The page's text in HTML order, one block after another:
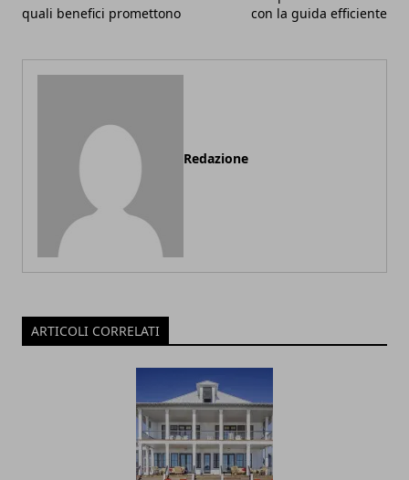
quali benefici promettono
con la guida efficiente
Redazione
ARTICOLI CORRELATI